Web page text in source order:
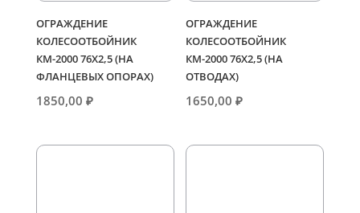
ОГРАЖДЕНИЕ
КОЛЕСООТБОЙНИК
КМ-2000 76Х2,5 (НА
ФЛАНЦЕВЫХ ОПОРАХ)
1850,00 ₽
ОГРАЖДЕНИЕ
КОЛЕСООТБОЙНИК
КМ-2000 76Х2,5 (НА
ОТВОДАХ)
1650,00₽